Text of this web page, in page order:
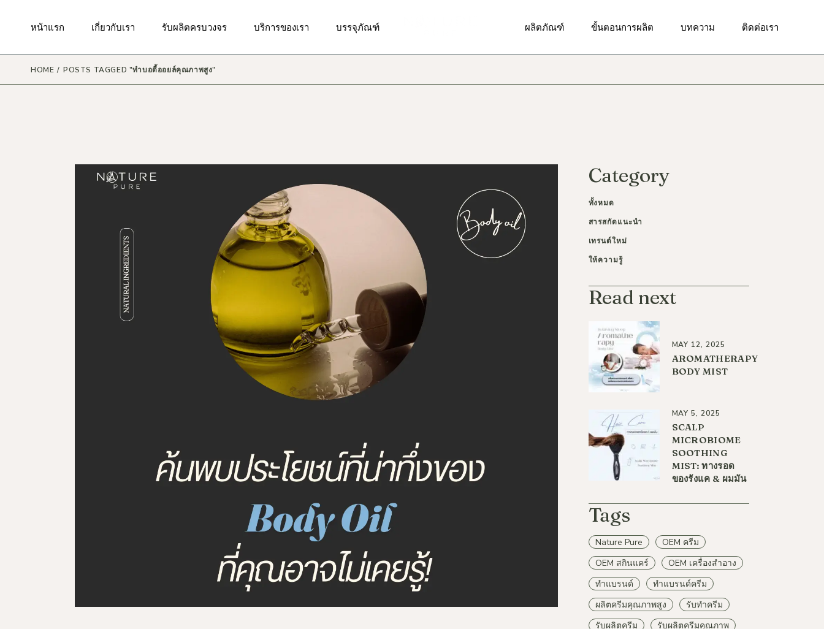
contentหน้าแรก เกี่ยวกับเรา รับผลิตครบวงจร
กันแดด
ผลิตภัณฑ์ดูแลในช่องปาก
ผลิตภัณฑ์ดูแลจุดซ่อนเร้น
ผลิตภัณฑ์ดูแลผิวสำหรับผู้ชาย
บริการของเรา บรรจุภัณฑ์ ผลิตภัณฑ์
ผลิตภัณฑ์เพื่อการดูแลผิวรอบ
ผลิตภัณฑ์บำรุงผิวกาย
ขั้นตอนการผลิต บทความ ติดต่อเรา
มาตรฐานของเรา กันแดด
ผิวกาย
ริมฝีปาก
ผลิตภัณฑ์ดูแลในช่องปาก
ผลิตภัณฑ์ดูแลจุดซ่อนเร้น
ผลิตภัณฑ์ดูแลผิวสำหรับผู้ชาย
บริการวิจัยและพัฒนาสูตร
สินค้า, โลโก้
รับผลิตบรรจุภัณฑ์แบบพิเศษ ผลิตภัณฑ์ทำความสะอาดผิวหน้า
ผลิตภัณฑ์เพื่อผิวชุ่มชื้น
ผลิตภัณฑ์ผลัดเซลล์ผิว
ผลิตภัณฑ์บำรุงผิวกาย
HOME POSTS TAGGED "ทำบอดี้ออยล์คุณภาพสูง"
Category
ทั้งหมด
สารสกัดแนะนำ
เทรนด์ใหม่
ให้ความรู้
Read next
MAY 12, 2025
AROMATHERAPY
BODY MIST
MAY 5, 2025
SCALP
MICROBIOME
SOOTHING
MIST: ทางรอด
ของรังแค & ผมมัน
Tags
Nature Pure
OEM ครีม
OEM สกินแคร์
OEM เครื่องสำอาง
ทำแบรนด์
ทำแบรนด์ครีม
ผลิตครีมคุณภาพสูง
รับทำครีม
รับผลิตครีม
รับผลิตครีมคุณภาพ